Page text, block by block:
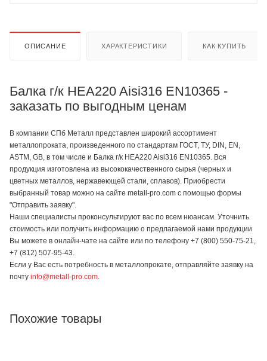
ОПИСАНИЕ ХАРАКТЕРИСТИКИ КАК КУПИТЬ
Балка г/к HEA220 Aisi316 EN10365 -
заказать по выгодным ценам
В компании СПб Металл представлен широкий ассортимент
металлопроката, произведенного по стандартам ГОСТ, ТУ, DIN, EN,
ASTM, GB, в том числе и Балка г/к HEA220 Aisi316 EN10365. Вся
продукция изготовлена из высококачественного сырья (черных и
цветных металлов, нержавеющей стали, сплавов). Приобрести
выбранный товар можно на сайте metall-pro.com с помощью формы
"Отправить заявку".
Наши специалисты проконсультируют вас по всем нюансам. Уточнить
стоимость или получить информацию о предлагаемой нами продукции
Вы можете в онлайн-чате на сайте или по телефону +7 (800) 550-75-21,
+7 (812) 507-95-43.
Если у Вас есть потребность в металлопрокате, отправляйте заявку на
почту info@metall-pro.com
Похожие товары